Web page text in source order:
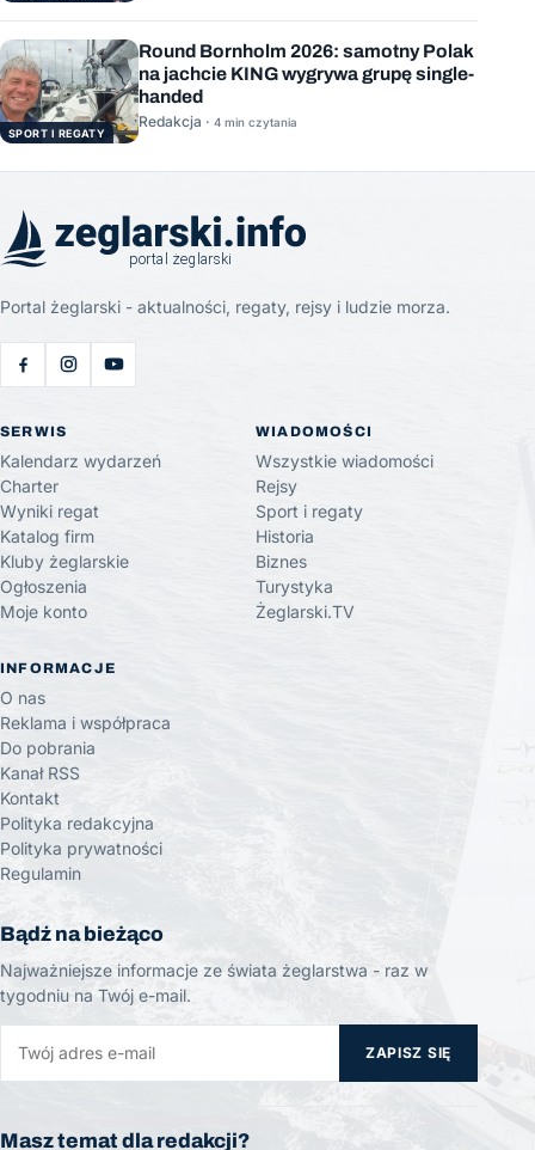
SPORT I REGATY
Round Bornholm 2026: samotny Polak
na jachcie KING wygrywa grupę single-
handed
Redakcja · 4 min czytania
Portal żeglarski - aktualności, regaty, rejsy i ludzie morza.
SERWIS
Kalendarz wydarzeń
Charter
Wyniki regat
Katalog firm
Kluby żeglarskie
Ogłoszenia
Moje konto
WIADOMOŚCI
Wszystkie wiadomości
Rejsy
Sport i regaty
Historia
Biznes
Turystyka
Żeglarski.TV
INFORMACJE
O nas
Reklama i współpraca
Do pobrania
Kanał RSS
Kontakt
Polityka redakcyjna
Polityka prywatności
Regulamin
Bądź na bieżąco
Najważniejsze informacje ze świata żeglarstwa - raz w
tygodniu na Twój e-mail.
ZAPISZ SIĘ
Masz temat dla redakcji?